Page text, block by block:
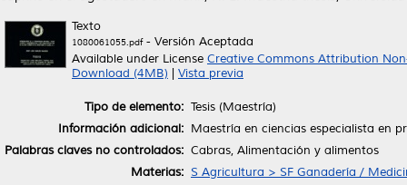
Texto
1080061055.pdf- Versión Aceptada
Available under License Creative Commons Attribution
Download (4MB)
Vista previa
Tipo de elemento: Tesis (Maestría)
Información adicional: Maestría en ciencias especialista en
Palabras claves no controlados: Cabras, Alimentación y alimentos
Materias: S Agricultura > SF Ganadería /